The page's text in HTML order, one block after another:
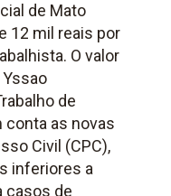
de Mato
12 mil reais por
O valor
de
conta as novas
Civil (CPC),
inferiores a
casos de